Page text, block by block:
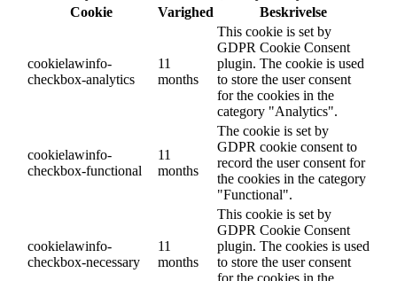
Cookie
Varighed Beskrivelse
cookielawinfo-
checkbox-analytics
11
months
This cookie is set by
GDPR Cookie Consent
plugin. The cookie is used
to store the user consent
for the cookies in the
category "Analytics".
cookielawinfo-
checkbox-functional
11
months
The cookie is set by
GDPR cookie consent to
record the user consent for
the cookies in the category
"Functional".
cookielawinfo-
checkbox-necessary
11
months
This cookie is set by
GDPR Cookie Consent
plugin. The cookies is used
to store the user consent